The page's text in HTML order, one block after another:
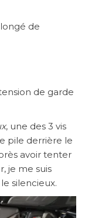
de
de garde
, une des 3 vis
pile derrière le
avoir tenter
je me suis
silencieux.